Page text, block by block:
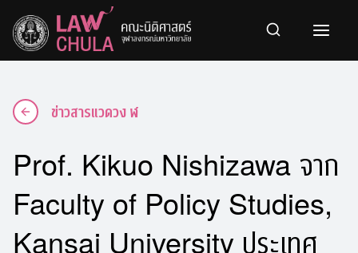
content
ข่าวสารแวดวง ฬ
Prof. Kikuo Nishizawa จาก
Faculty of Policy Studies,
Kansai University ประเทศ